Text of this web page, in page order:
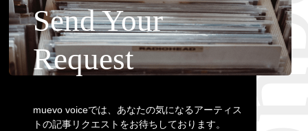
Send Your
Request
muevo voiceでは、あなたの気になるアーティス
トの記事リクエストをお待ちしております。